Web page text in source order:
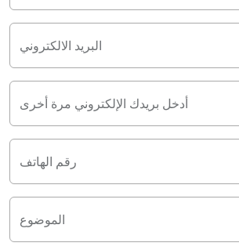
البريد الالكتروني
أدخل بريدك الإلكتروني مرة أخرى
رقم الهاتف
الموضوع